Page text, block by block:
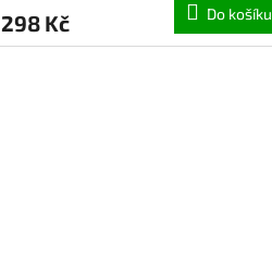
298 Kč Do košíku